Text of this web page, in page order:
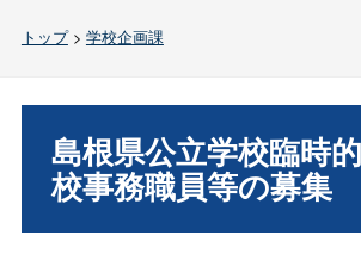
トップ> 学校企画課
島根県公立学校臨時
校事務職員等の募集